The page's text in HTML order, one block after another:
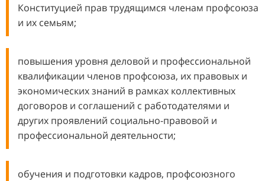
Конституцией прав трудящимся членам профсоюза
и их семьям;
повышения уровня деловой и профессиональной
квалификации членов профсоюза, их правовых и
экономических знаний в рамках коллективных
договоров и соглашений с работодателями и
других проявлений социально-правовой и
профессиональной деятельности;
обучения и подготовки кадров, профсоюзного